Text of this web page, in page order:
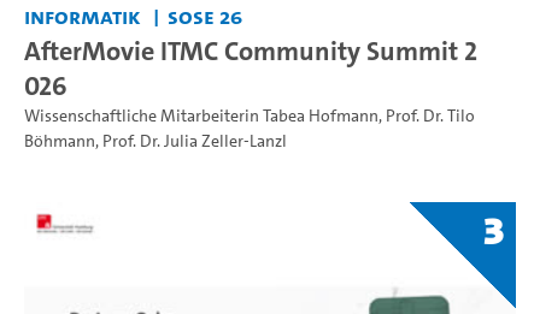
Informatik SoSe 26
AfterMovie ITMC Community Summit 2
026
Wissenschaftliche Mitarbeiterin Tabea Hofmann, Prof. Dr. Tilo
Böhmann, Prof. Dr. Julia Zeller-Lanzl
3